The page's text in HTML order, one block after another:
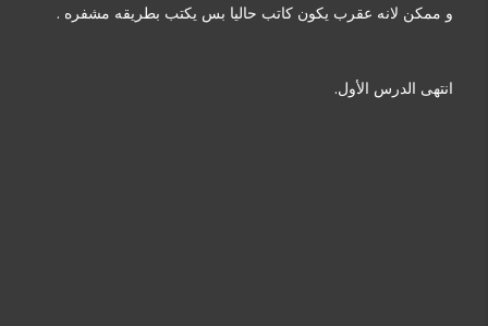
و ممكن لانه عقرب يكون كاتب حاليا بس يكتب بطريقه مشفره .
انتهى الدرس الأول.